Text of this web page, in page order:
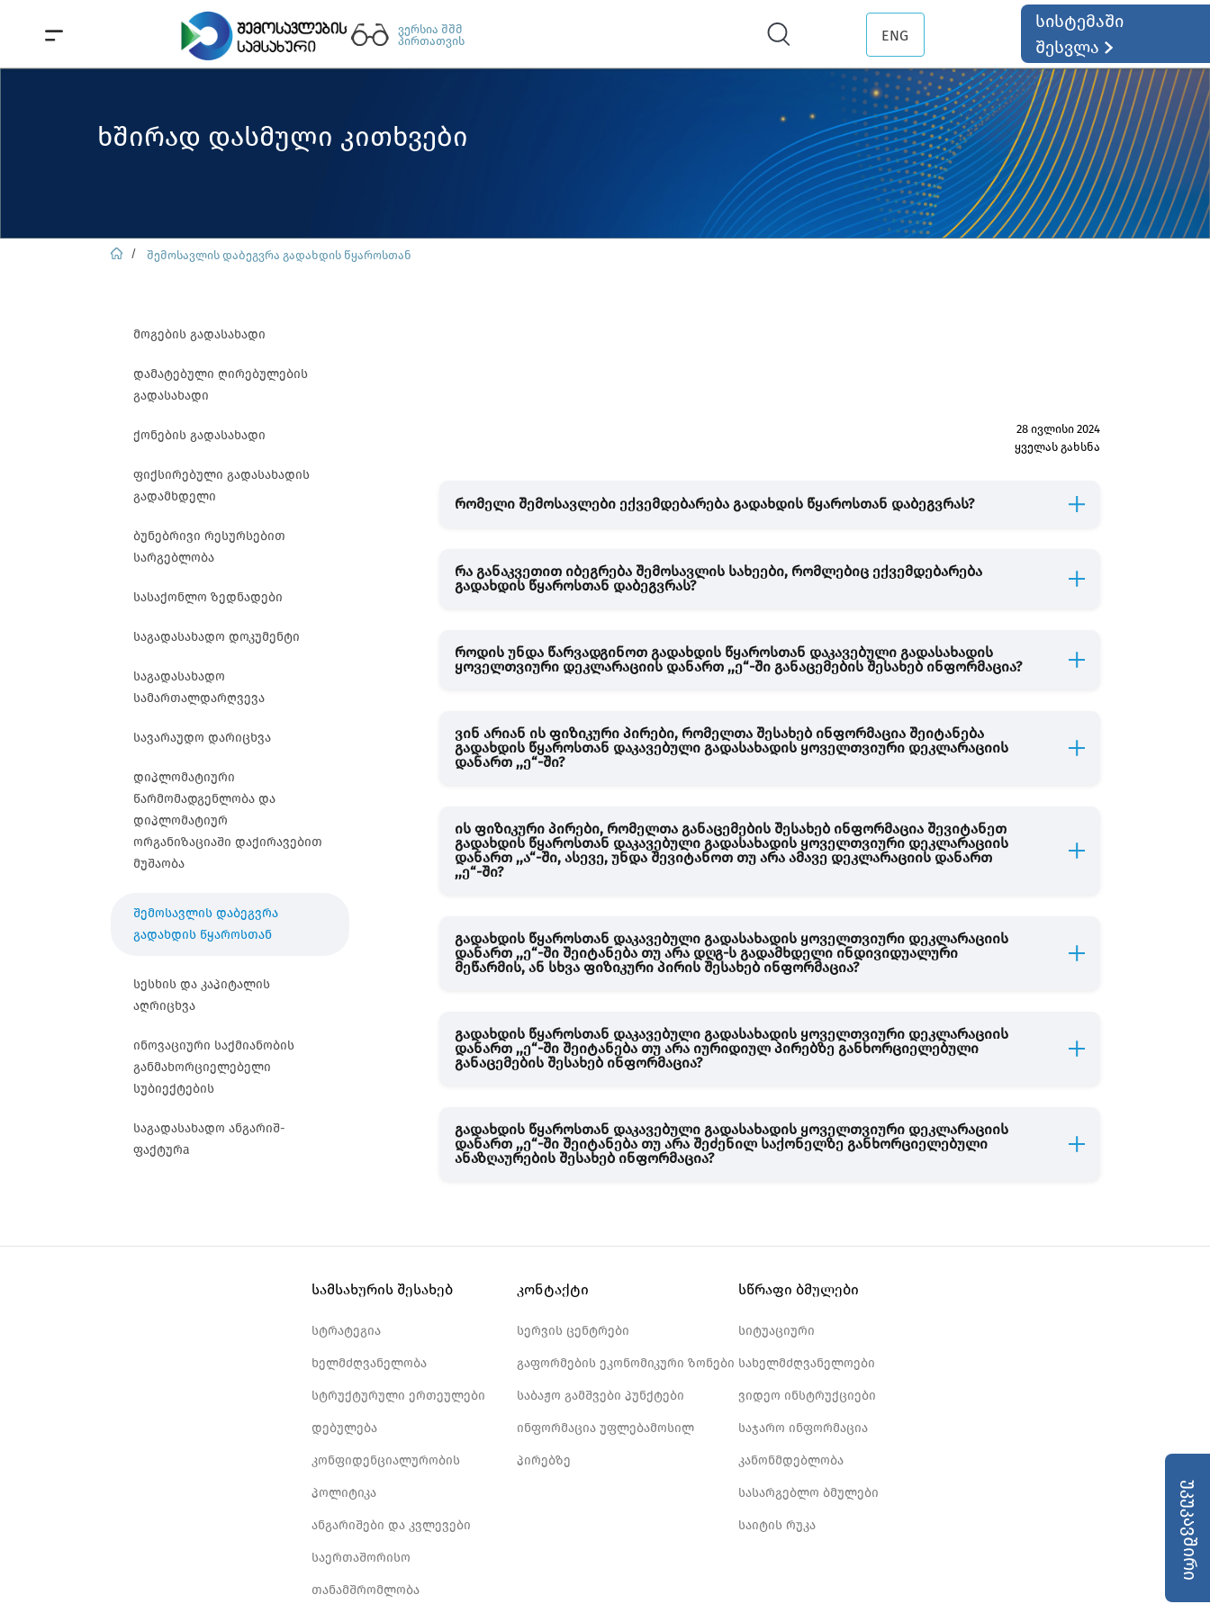
ვერსია შშმ
პირთათვის
ENG
სისტემაში
შესვლა
უკუკავშირი
ხშირად დასმული კითხვები
შემოსავლის დაბეგვრა გადახდის წყაროსთან
მოგების გადასახადი
დამატებული ღირებულების
გადასახადი
ქონების გადასახადი
ფიქსირებული გადასახადის
გადამხდელი
ბუნებრივი რესურსებით
სარგებლობა
სასაქონლო ზედნადები
საგადასახადო დოკუმენტი
საგადასახადო
სამართალდარღვევა
სავარაუდო დარიცხვა
დიპლომატიური
წარმომადგენლობა და
დიპლომატიურ
ორგანიზაციაში დაქირავებით
მუშაობა
შემოსავლის დაბეგვრა
გადახდის წყაროსთან
სესხის და კაპიტალის
აღრიცხვა
ინოვაციური საქმიანობის
განმახორციელებელი
სუბიექტების
საგადასახადო ანგარიშ-
ფაქტურa
28 ივლისი 2024
ყველას გახსნა
რომელი შემოსავლები ექვემდებარება გადახდის წყაროსთან დაბეგვრას?
რა განაკვეთით იბეგრება შემოსავლის სახეები, რომლებიც ექვემდებარება
გადახდის წყაროსთან დაბეგვრას?
როდის უნდა წარვადგინოთ გადახდის წყაროსთან დაკავებული გადასახადის
ყოველთვიური დეკლარაციის დანართ ,,ე“-ში განაცემების შესახებ ინფორმაცია?
ვინ არიან ის ფიზიკური პირები, რომელთა შესახებ ინფორმაცია შეიტანება
გადახდის წყაროსთან დაკავებული გადასახადის ყოველთვიური დეკლარაციის
დანართ ,,ე“-ში?
ის ფიზიკური პირები, რომელთა განაცემების შესახებ ინფორმაცია შევიტანეთ
გადახდის წყაროსთან დაკავებული გადასახადის ყოველთვიური დეკლარაციის
დანართ ,,ა“-ში, ასევე, უნდა შევიტანოთ თუ არა ამავე დეკლარაციის დანართ
,,ე“-ში?
გადახდის წყაროსთან დაკავებული გადასახადის ყოველთვიური დეკლარაციის
დანართ ,,ე“-ში შეიტანება თუ არა დღგ-ს გადამხდელი ინდივიდუალური
მეწარმის, ან სხვა ფიზიკური პირის შესახებ ინფორმაცია?
გადახდის წყაროსთან დაკავებული გადასახადის ყოველთვიური დეკლარაციის
დანართ ,,ე“-ში შეიტანება თუ არა იურიდიულ პირებზე განხორციელებული
განაცემების შესახებ ინფორმაცია?
გადახდის წყაროსთან დაკავებული გადასახადის ყოველთვიური დეკლარაციის
დანართ ,,ე“-ში შეიტანება თუ არა შეძენილ საქონელზე განხორციელებული
ანაზღაურების შესახებ ინფორმაცია?
სამსახურის შესახებ
სტრატეგია
ხელმძღვანელობა
სტრუქტურული ერთეულები
დებულება
კონფიდენციალურობის
პოლიტიკა
ანგარიშები და კვლევები
საერთაშორისო
თანამშრომლობა
კონტაქტი
სერვის ცენტრები
გაფორმების ეკონომიკური ზონები
საბაჟო გამშვები პუნქტები
ინფორმაცია უფლებამოსილ
პირებზე
სწრაფი ბმულები
სიტუაციური
სახელმძღვანელოები
ვიდეო ინსტრუქციები
საჯარო ინფორმაცია
კანონმდებლობა
სასარგებლო ბმულები
საიტის რუკა